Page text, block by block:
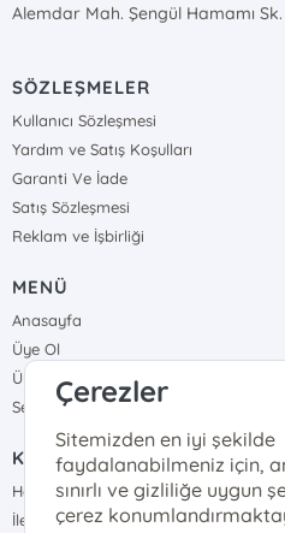
Alemdar Mah. Şengül Hamamı
SÖZLEŞMELER
Kullanıcı Sözleşmesi
Yardım ve Satış Koşulları
Garanti Ve İade
Satış Sözleşmesi
Reklam ve İşbirliği
MENÜ
Anasayfa
Üye Ol
Üye Girişi
Sepetim
KURUMSAL
Hakkımızda
İletişim
Çerezler
Sitemizden en iyi şekilde
faydalanabilmeniz için,
sınırlı ve gizliliğe uygun
çerez